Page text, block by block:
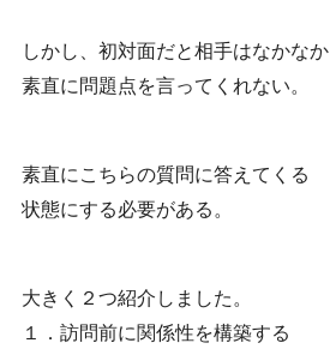
しかし、初対面だと相手はなかなか
素直に問題点を言ってくれない。
素直にこちらの質問に答えてくる
状態にする必要がある。
大きく２つ紹介しました。
１．訪問前に関係性を構築する